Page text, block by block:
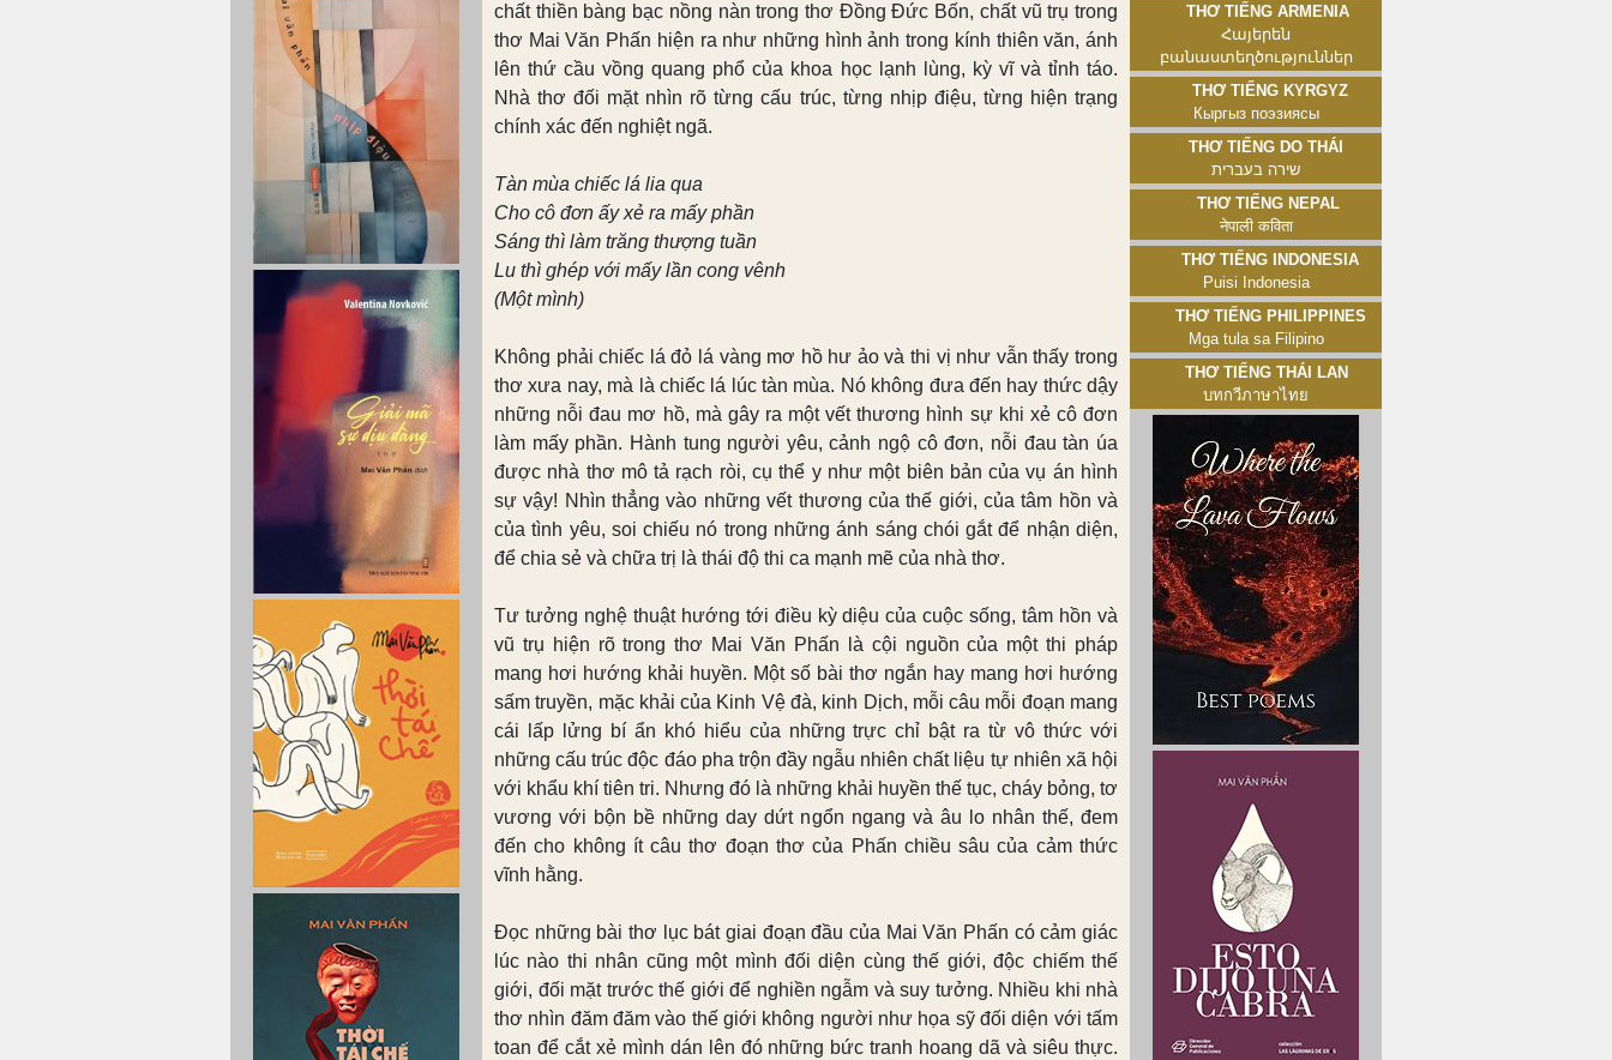
chất thiền bàng bạc nồng nàn trong thơ Đồng Đức Bốn, chất vũ trụ trong
thơ Mai Văn Phấn hiện ra như những hình ảnh trong kính thiên văn, ánh
lên thứ cầu vồng quang phổ của khoa học lạnh lùng, kỳ vĩ và tỉnh táo.
Nhà thơ đối mặt nhìn rõ từng cấu trúc, từng nhịp điệu, từng hiện trạng
chính xác đến nghiệt ngã.
Tàn mùa chiếc lá lia qua
Cho cô đơn ấy xẻ ra mấy phần
Sáng thì làm trăng thượng tuần
Lu thì ghép với mấy lần cong vênh
(Một mình)
Không phải chiếc lá đỏ lá vàng mơ hồ hư ảo và thi vị như vẫn thấy trong
thơ xưa nay, mà là chiếc lá lúc tàn mùa. Nó không đưa đến hay thức dậy
những nỗi đau mơ hồ, mà gây ra một vết thương hình sự khi xẻ cô đơn
làm mấy phần. Hành tung người yêu, cảnh ngộ cô đơn, nỗi đau tàn úa
được nhà thơ mô tả rạch ròi, cụ thể y như một biên bản của vụ án hình
sự vậy! Nhìn thẳng vào những vết thương của thế giới, của tâm hồn và
của tình yêu, soi chiếu nó trong những ánh sáng chói gắt để nhận diện,
để chia sẻ và chữa trị là thái độ thi ca mạnh mẽ của nhà thơ.
Tư tưởng nghệ thuật hướng tới điều kỳ diệu của cuộc sống, tâm hồn và
vũ trụ hiện rõ trong thơ Mai Văn Phấn là cội nguồn của một thi pháp
mang hơi hướng khải huyền. Một số bài thơ ngắn hay mang hơi hướng
sấm truyền, mặc khải của Kinh Vệ đà, kinh Dịch, mỗi câu mỗi đoạn mang
cái lấp lửng bí ẩn khó hiểu của những trực chỉ bật ra từ vô thức với
những cấu trúc độc đáo pha trộn đầy ngẫu nhiên chất liệu tự nhiên xã hội
với khẩu khí tiên tri. Nhưng đó là những khải huyền thế tục, cháy bỏng, tơ
vương với bộn bề những day dứt ngổn ngang và âu lo nhân thế, đem
đến cho không ít câu thơ đoạn thơ của Phấn chiều sâu của cảm thức
vĩnh hằng.
Đọc những bài thơ lục bát giai đoạn đầu của Mai Văn Phấn có cảm giác
lúc nào thi nhân cũng một mình đối diện cùng thế giới, độc chiếm thế
giới, đối mặt trước thế giới để nghiền ngẫm và suy tưởng. Nhiều khi nhà
thơ nhìn đăm đăm vào thế giới không người như họa sỹ đối diện với tấm
toan để cắt xẻ mình dán lên đó những bức tranh hoang dã và siêu thực.
Thơ tiếng Armenia
Հայերեն
բանաստեղծություններ
Thơ tiếng Kyrgyz
Кыргыз поэзиясы
Thơ tiếng Do Thái
שירה בעברית
Thơ tiếng Nepal
नेपाली कविता
Thơ tiếng Indonesia
Puisi Indonesia
Thơ tiếng Philippines
Mga tula sa Filipino
Thơ tiếng Thái Lan
บทกวีภาษาไทย